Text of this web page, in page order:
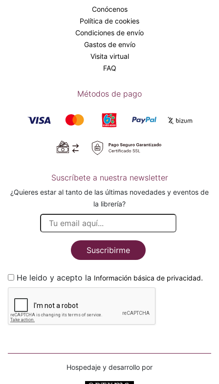
Conócenos
Política de cookies
Condiciones de envío
Gastos de envío
Visita virtual
FAQ
Métodos de pago
Suscríbete a nuestra newsletter
¿Quieres estar al tanto de las últimas novedades y eventos de
la librería?
Suscribirme
He leido y acepto la Información básica de privacidad.
Hospedaje y desarrollo por